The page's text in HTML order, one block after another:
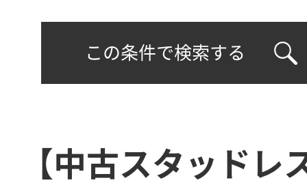
この条件で検索する
【中古スタッドレ